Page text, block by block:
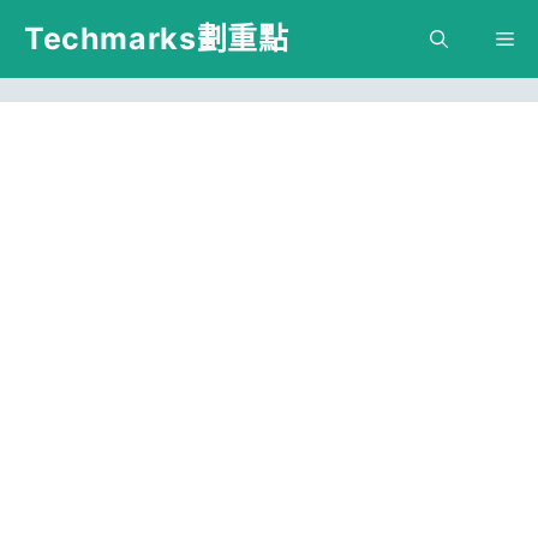
跳
主
Techmarks劃重點